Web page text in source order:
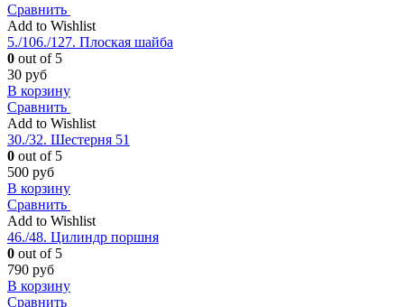
Сравнить
Add to Wishlist
5./106./127. Плоская шайба
0 out of 5
30 руб
В корзину
Сравнить
Add to Wishlist
30./32. Шестерня 51
0 out of 5
500 руб
В корзину
Сравнить
Add to Wishlist
46./48. Цилиндр поршня
0 out of 5
790 руб
В корзину
Сравнить